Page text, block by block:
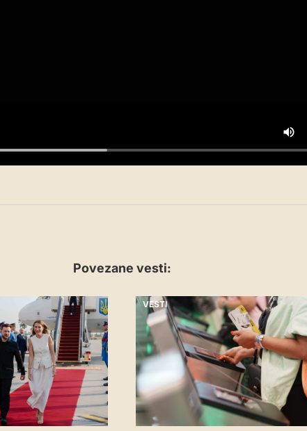
Povezane vesti:
VESTI